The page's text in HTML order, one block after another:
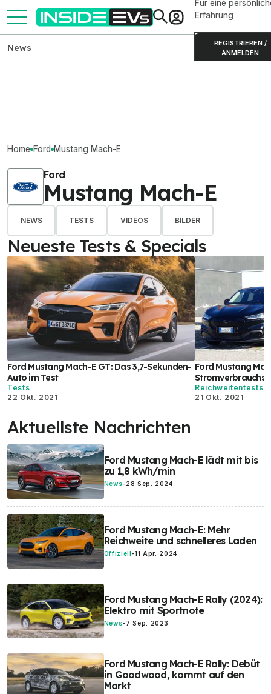
Für eine
Erfahrung
REGISTRIEREN /
ANMELDEN
News
Home Ford Mustang Mach-E
Ford
Mustang Mach-E
NEWS TESTS VIDEOS BILDER
Neueste Tests & Specials
Ford Mustang Mach-E GT: Das 3,7-Sekunden-
Auto im Test
Tests
22 Okt. 2021
Ford Mustang
Stromverbrauchs-
Reichweitentests
21 Okt. 2021
Aktuellste Nachrichten
Ford Mustang Mach-E lädt mit bis
zu 1,8 kWh/min
News- 28 Sep. 2024
Ford Mustang Mach-E: Mehr
Reichweite und schnelleres Laden
Offiziell -11 Apr. 2024
Ford Mustang Mach-E Rally (2024):
Elektro mit Sportnote
News- 7 Sep. 2023
Ford Mustang Mach-E Rally: Debüt
in Goodwood, kommt auf den
Markt